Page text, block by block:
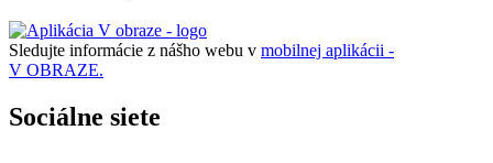
Sledujte informácie z nášho webu v mobilnej aplikácii -
V OBRAZE.
Sociálne siete